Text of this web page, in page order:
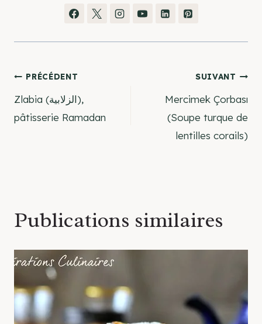
Navigation
de
PRÉCÉDENT
Zlabia (الزلابية),
pâtisserie Ramadan
SUIVANT
Mercimek Çorbası
(Soupe turque de
lentilles corails)
Publications similaires